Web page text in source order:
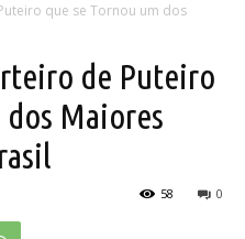
que se Tornou um dos
de Puteiro
dos Maiores
0
58